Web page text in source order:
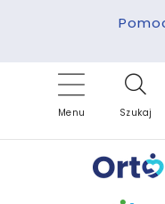
Menu Szukaj